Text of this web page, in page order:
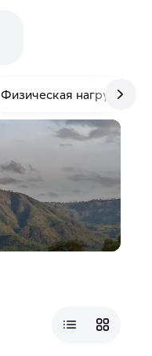
Физическая нагрузка